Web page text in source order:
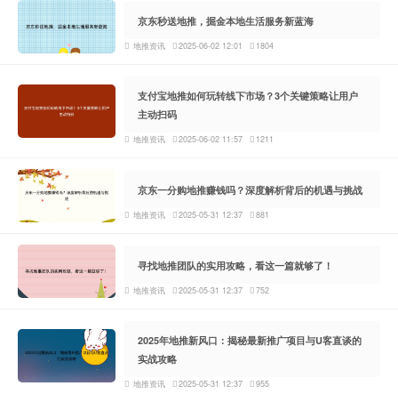
京东秒送地推，掘金本地生活服务新蓝海
地推资讯 2025-06-02 12:01 1804
支付宝地推如何玩转线下市场？3个关键策略让用户
主动扫码
地推资讯 2025-06-02 11:57 1211
京东一分购地推赚钱吗？深度解析背后的机遇与挑战
地推资讯 2025-05-31 12:37 881
寻找地推团队的实用攻略，看这一篇就够了！
地推资讯 2025-05-31 12:37 752
2025年地推新风口：揭秘最新推广项目与U客直谈的
实战攻略
地推资讯 2025-05-31 12:37 955